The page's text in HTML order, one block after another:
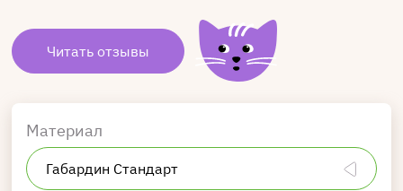
Читать отзывы
Материал